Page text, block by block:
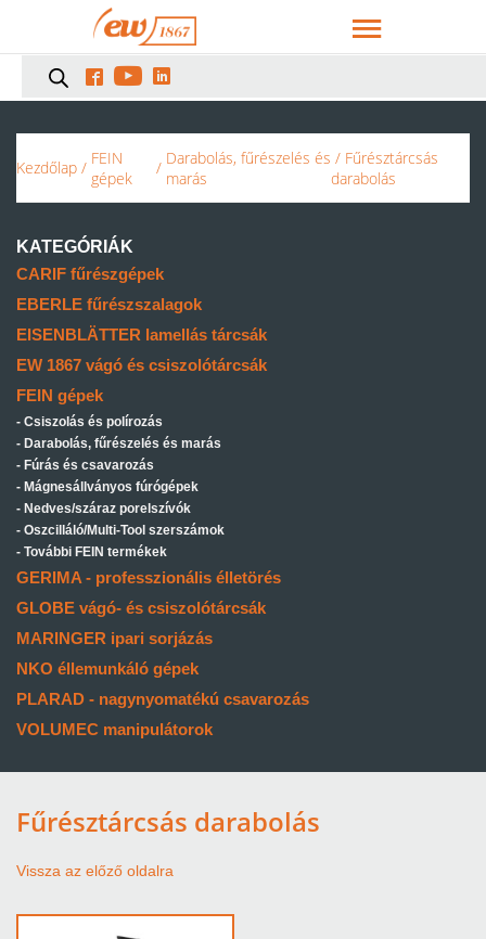
  
Kezdőlap / FEIN
gépek
/ Darabolás, fűrészelés és
marás
/ Fűrésztárcsás
darabolás
KATEGÓRIÁK
CARIF fűrészgépek
EBERLE fűrészszalagok
EISENBLÄTTER lamellás tárcsák
EW 1867 vágó és csiszolótárcsák
FEIN gépek
Csiszolás és polírozás
Darabolás, fűrészelés és marás
Fúrás és csavarozás
Mágnesállványos fúrógépek
Nedves/száraz porelszívók
Oszcilláló/Multi-Tool szerszámok
További FEIN termékek
GERIMA - professzionális élletörés
GLOBE vágó- és csiszolótárcsák
MARINGER ipari sorjázás
NKO éllemunkáló gépek
PLARAD - nagynyomatékú csavarozás
VOLUMEC manipulátorok
Fűrésztárcsás darabolás
Vissza az előző oldalra